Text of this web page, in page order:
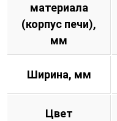
материала
(корпус печи),
мм
Ширина, мм
Цвет